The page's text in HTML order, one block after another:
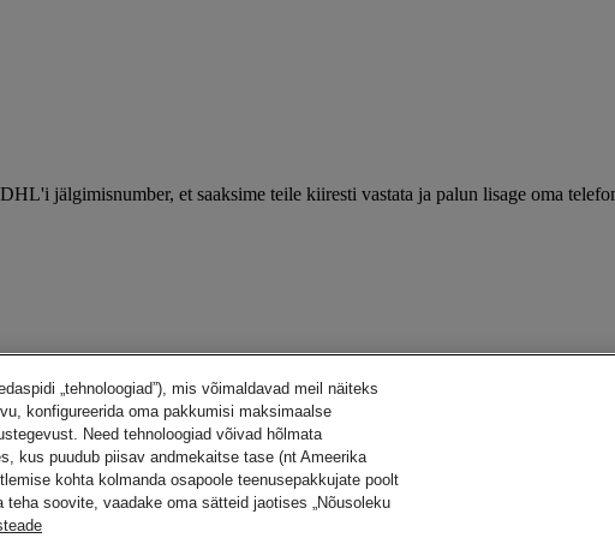
jälgimisnumber, et saaksime teile kiiresti vastata ja palun lisage oma
„tehnoloogiad”), mis võimaldavad meil näiteks
konfigureerida oma pakkumisi maksimaalse
Need tehnoloogiad võivad hõlmata
kus puudub piisav andmekaitse tase (nt Ameerika
kohta kolmanda osapoole teenusepakkujate poolt
soovite, vaadake oma sätteid jaotises „Nõusoleku